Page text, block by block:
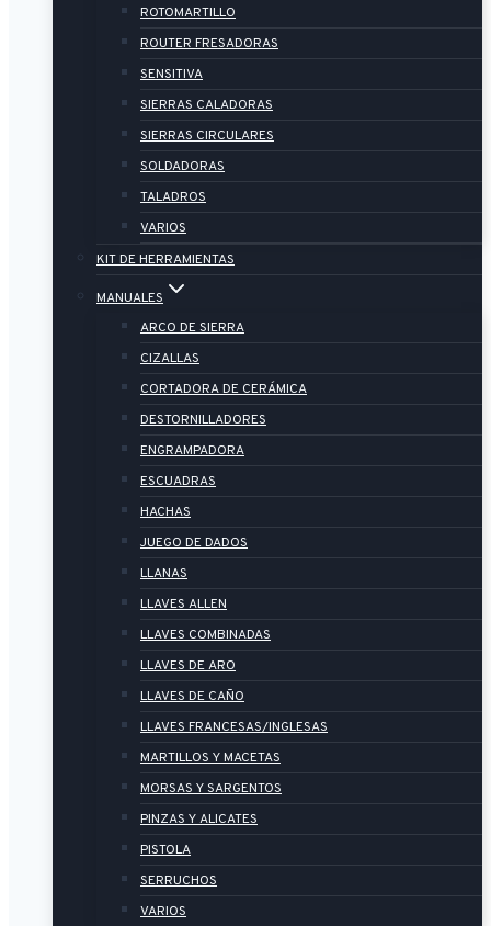
ROTOMARTILLO
ROUTER FRESADORAS
SENSITIVA
SIERRAS CALADORAS
SIERRAS CIRCULARES
SOLDADORAS
TALADROS
VARIOS
KIT DE HERRAMIENTAS
MANUALES
ARCO DE SIERRA
CIZALLAS
CORTADORA DE CERÁMICA
DESTORNILLADORES
ENGRAMPADORA
ESCUADRAS
HACHAS
JUEGO DE DADOS
LLANAS
LLAVES ALLEN
LLAVES COMBINADAS
LLAVES DE ARO
LLAVES DE CAÑO
LLAVES FRANCESAS/INGLESAS
MARTILLOS Y MACETAS
MORSAS Y SARGENTOS
PINZAS Y ALICATES
PISTOLA
SERRUCHOS
VARIOS